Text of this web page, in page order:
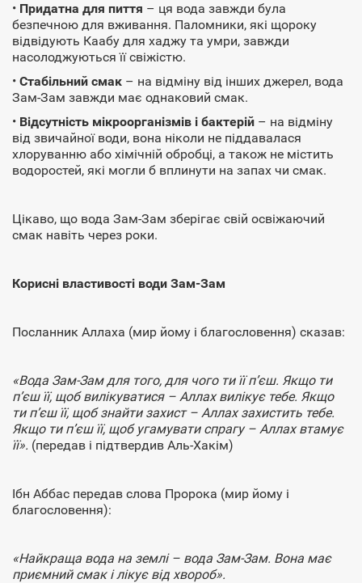
• Придатна для пиття – ця вода завжди була
безпечною для вживання. Паломники, які щороку
відвідують Каабу для хаджу та умри, завжди
насолоджуються її свіжістю.
• Стабільний смак – на відміну від інших джерел, вода
Зам-Зам завжди має однаковий смак.
• Відсутність мікроорганізмів і бактерій – на відміну
від звичайної води, вона ніколи не піддавалася
хлоруванню або хімічній обробці, а також не містить
водоростей, які могли б вплинути на запах чи смак.
Цікаво, що вода Зам-Зам зберігає свій освіжаючий
смак навіть через роки.
Корисні властивості води Зам-Зам
Посланник Аллаха (мир йому і благословення) сказав:
«Вода Зам-Зам для того, для чого ти її п’єш. Якщо ти
п’єш її, щоб вилікуватися – Аллах вилікує тебе. Якщо
ти п’єш її, щоб знайти захист – Аллах захистить тебе.
Якщо ти п’єш її, щоб угамувати спрагу – Аллах втамує
її». (передав і підтвердив Аль-Хакім)
Ібн Аббас передав слова Пророка (мир йому і
благословення):
«Найкраща вода на землі – вода Зам-Зам. Вона має
приємний смак і лікує від хвороб».